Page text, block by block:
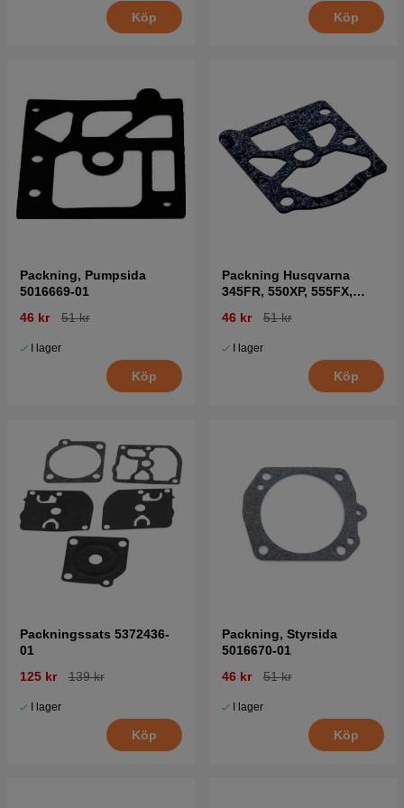
Köp Köp
Packning, Pumpsida
5016669-01
46 kr
51 kr
I lager
Köp
Packning Husqvarna
345FR, 550XP, 555FX,
46 kr 51 kr
I lager
Köp
Packningssats 5372436-
01
125 kr
139 kr
I lager
Köp
Packning, Styrsida
5016670-01
46 kr
51 kr
I lager
Köp